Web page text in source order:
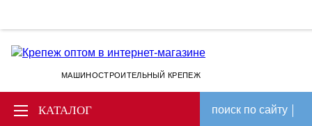
МАШИНОСТРОИТЕЛЬНЫЙ КРЕПЕЖ
КАТАЛОГ поиск по сайту